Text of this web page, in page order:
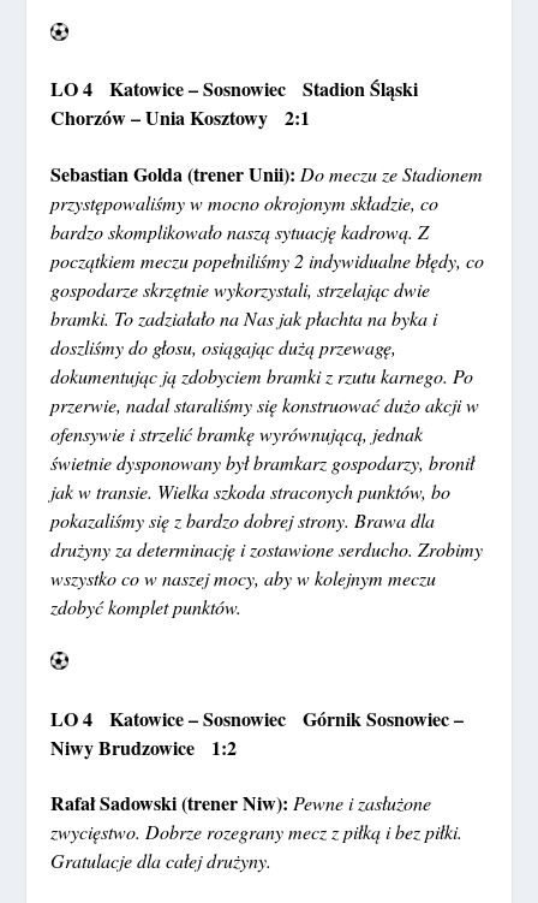
LO 4 Katowice – Sosnowiec Stadion Śląski
Chorzów – Unia Kosztowy 2:1
Sebastian Golda (trener Unii):Do meczu ze Stadionem
przystępowaliśmy w mocno okrojonym składzie, co
bardzo skomplikowało naszą sytuację kadrową. Z
początkiem meczu popełniliśmy 2 indywidualne błędy, co
gospodarze skrzętnie wykorzystali, strzelając dwie
bramki. To zadziałało na Nas jak płachta na byka i
doszliśmy do głosu, osiągając dużą przewagę,
dokumentując ją zdobyciem bramki z rzutu karnego. Po
przerwie, nadal staraliśmy się konstruować dużo akcji w
ofensywie i strzelić bramkę wyrównującą, jednak
świetnie dysponowany był bramkarz gospodarzy, bronił
jak w transie. Wielka szkoda straconych punktów, bo
pokazaliśmy się z bardzo dobrej strony. Brawa dla
drużyny za determinację i zostawione serducho. Zrobimy
wszystko co w naszej mocy, aby w kolejnym meczu
zdobyć komplet punktów.
LO 4 Katowice – Sosnowiec Górnik Sosnowiec –
Niwy Brudzowice 1:2
Rafał Sadowski (trener Niw):Pewne i zasłużone
zwycięstwo. Dobrze rozegrany mecz z piłką i bez piłki.
Gratulacje dla całej drużyny.